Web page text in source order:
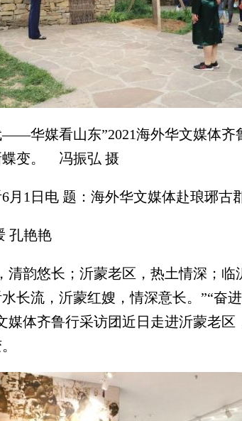
媒看山东”2021海外华文媒体齐
蝶变。 冯振弘 摄
1日电 题：海外华文媒体赴琅琊古
艳艳
韵悠长；沂蒙老区，热土情深；
长流，沂蒙红嫂，情深意长。”“
媒体齐鲁行采访团近日走进沂蒙老